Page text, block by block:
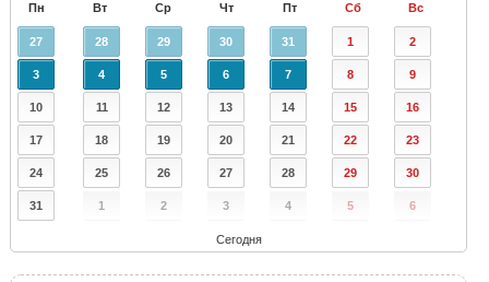
Пн Вт Ср Чт Пт Сб Вс
27 28 29 30 31 1 2
3 4 5 6 7 8 9
10 11 12 13 14 15 16
17 18 19 20 21 22 23
24 25 26 27 28 29 30
31 1 2 3 4 5 6
Сегодня